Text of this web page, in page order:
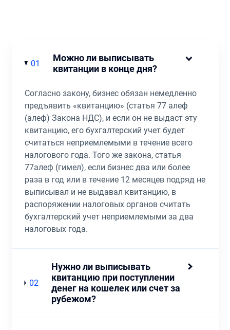
01
Можно ли выписывать
квитанции в конце дня?
Согласно закону, бизнес обязан немедленно
предъявить «квитанцию» (статья 77 aлеф
(aлеф) Закона НДС), и если он не выдаст эту
квитанцию, его бухгалтерский учет будет
считаться неприемлемыми в течение всего
налогового года. Того же закона, статья
77aлеф (гимел), если бизнес два или более
раза в год или в течение 12 месяцев подряд не
выписывал и не выдавал квитанцию​, в
распоряжении налоговых органов считать
бухгалтерский учет неприемлемыми за два
налоговых года.
02
Нужно ли выписывать
квитанцию ​​при поступлении
денег на кошелек или счет за
рубежом?